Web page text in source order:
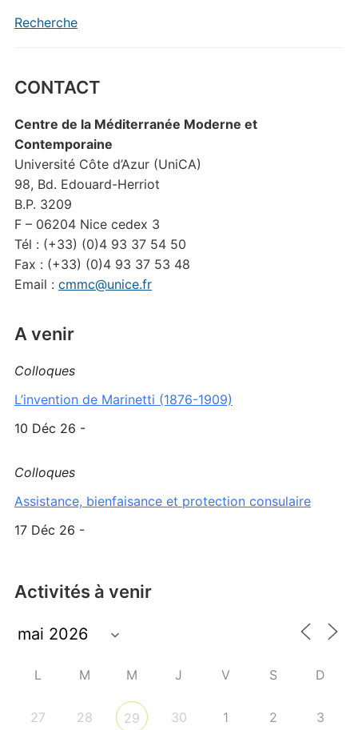
Recherche
CONTACT
Centre de la Méditerranée Moderne et
Contemporaine
Université Côte d’Azur (UniCA)
98, Bd. Edouard-Herriot
B.P. 3209
F – 06204 Nice cedex 3
Tél : (+33) (0)4 93 37 54 50
Fax : (+33) (0)4 93 37 53 48
Email : cmmc@unice.fr
A venir
Colloques
L’invention de Marinetti (1876-1909)
10 Déc 26 -
Colloques
Assistance, bienfaisance et protection consulaire
17 Déc 26 -
Activités à venir
L M M J V S D
27 28 29 30 1 2 3